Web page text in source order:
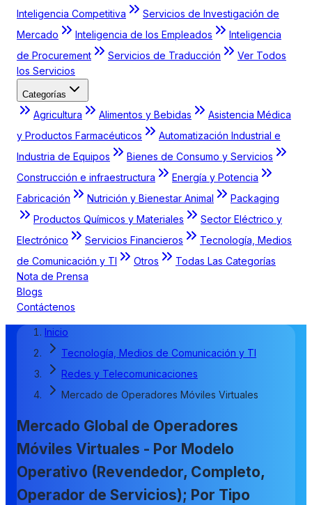
Inteligencia Competitiva
Servicios de Investigación de
Mercado
Inteligencia de los Empleados
Inteligencia
de Procurement
Servicios de Traducción
Ver Todos
los Servicios
Categorías
Agricultura Alimentos y Bebidas
Asistencia Médica
y Productos Farmacéuticos
Automatización Industrial e
Industria de Equipos
Bienes de Consumo y Servicios
Construcción e infraestructura
Energía y Potencia
Fabricación
Nutrición y Bienestar Animal
Packaging
Productos Químicos y Materiales
Sector Eléctrico y
Electrónico
Servicios Financieros
Tecnología, Medios
de Comunicación y TI
Otros
Todas Las Categorías
Nota de Prensa
Blogs
Contáctenos
Inicio
Tecnología, Medios de Comunicación y TI
Redes y Telecomunicaciones
Mercado de Operadores Móviles Virtuales
Mercado Global de Operadores
Móviles Virtuales - Por Modelo
Operativo (Revendedor, Completo,
Operador de Servicios); Por Tipo